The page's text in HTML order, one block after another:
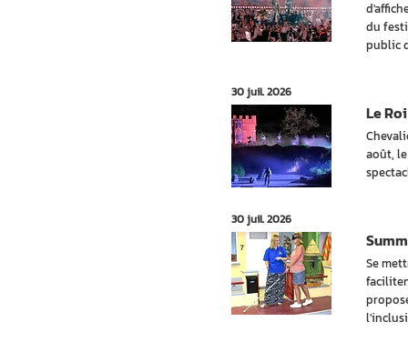
du
public
30 juil. 2026
août,
Le
30 juil. 2026
Se